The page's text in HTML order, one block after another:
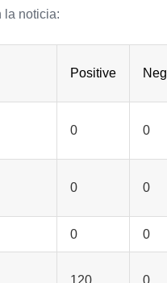
la noticia:
Positive
0 0
0 0
0 0
120 0